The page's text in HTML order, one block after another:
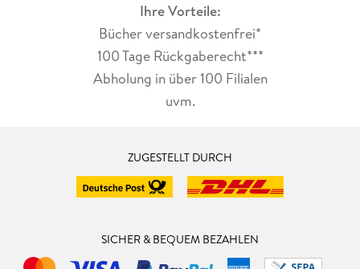
Ihre Vorteile:
Bücher versandkostenfrei*
100 Tage Rückgaberecht***
Abholung in über 100 Filialen
uvm.
ZUGESTELLT DURCH
SICHER & BEQUEM BEZAHLEN